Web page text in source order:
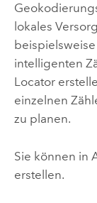
lokales
intelligenten
Locator
einzelnen
zu planen.
Sie können in
erstellen.